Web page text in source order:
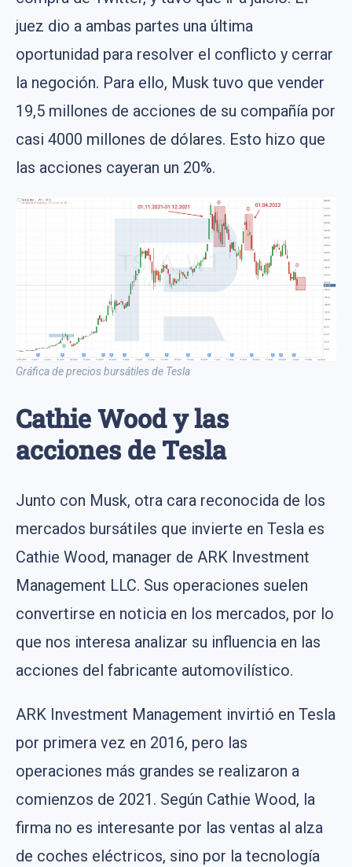
juez dio a ambas partes una última
oportunidad para resolver el conflicto y cerrar
la negoción. Para ello, Musk tuvo que vender
19,5 millones de acciones de su compañía por
casi 4000 millones de dólares. Esto hizo que
las acciones cayeran un 20%.
Gráfica de precios bursátiles de Tesla
Cathie Wood y las
acciones de Tesla
Junto con Musk, otra cara reconocida de los
mercados bursátiles que invierte en Tesla es
Cathie Wood, manager de ARK Investment
Management LLC. Sus operaciones suelen
convertirse en noticia en los mercados, por lo
que nos interesa analizar su influencia en las
acciones del fabricante automovilístico.
ARK Investment Management invirtió en Tesla
por primera vez en 2016, pero las
operaciones más grandes se realizaron a
comienzos de 2021. Según Cathie Wood, la
firma no es interesante por las ventas al alza
de coches eléctricos, sino por la tecnología